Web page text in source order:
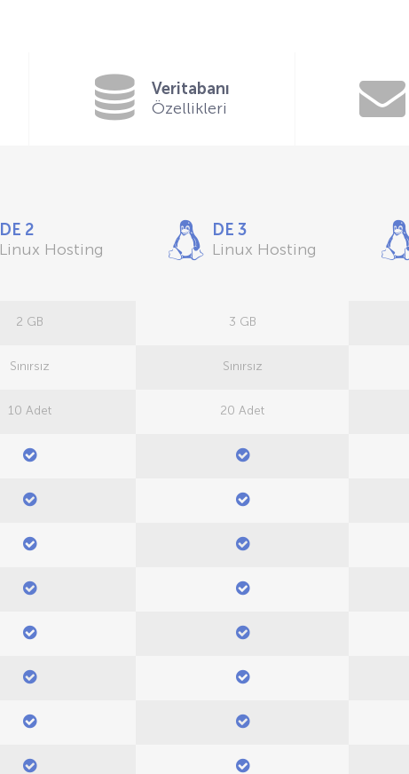
Veritabanı
Özellikleri
DE 2
Linux Hosting
DE 3
Linux Hosting
2 GB 3 GB
Sınırsız Sınırsız
10 Adet 20 Adet